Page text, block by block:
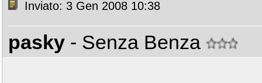
Inviato: 3 Gen 2008 10:38
pasky - Senza Benza